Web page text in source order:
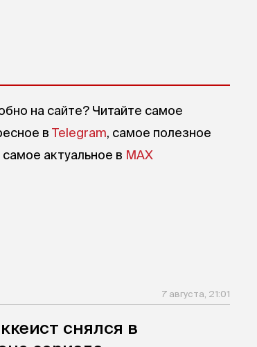
на сайте? Читайте самое
в Telegram, самое полезное
самое актуальное в MAX
7 августа, 21:01
снялся в